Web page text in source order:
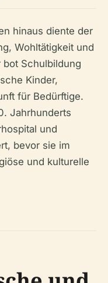
hinaus diente der
Wohltätigkeit und
bot Schulbildung
Kinder,
für Bedürftige.
Jahrhunderts
und
bevor sie im
und kulturelle